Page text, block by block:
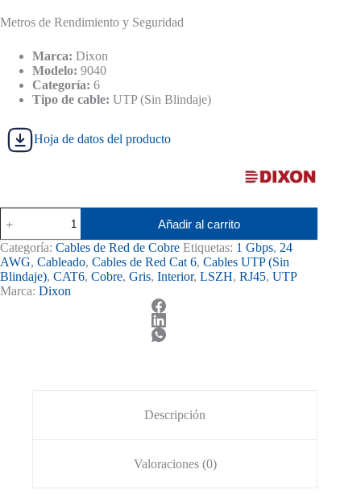
Metros de Rendimiento y Seguridad
Marca: Dixon
Modelo: 9040
Categoría: 6
Tipo de cable: UTP (Sin Blindaje)
Hoja de datos del producto
de
Cable
UTP
Dixon
Cat6
LSZH
Añadir al carrito
Categoría: Cables de Red de Cobre Etiquetas: 1 Gbps, 24
AWG, Cableado, Cables de Red Cat 6, Cables UTP (Sin
Blindaje), CAT6, Cobre, Gris, Interior, LSZH, RJ45, UTP
Marca: Dixon
Descripción
Valoraciones (0)